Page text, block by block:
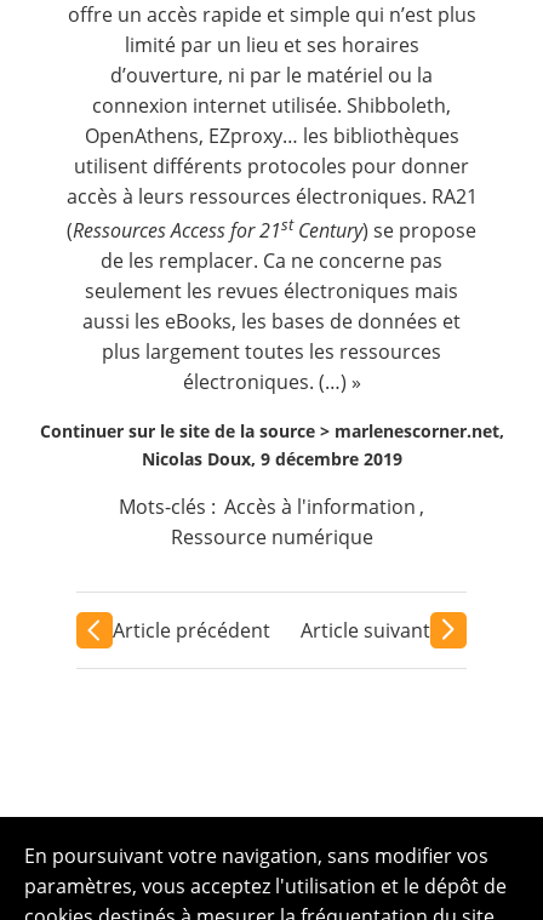
offre un accès rapide et simple qui n’est plus
limité par un lieu et ses horaires
d’ouverture, ni par le matériel ou la
connexion internet utilisée. Shibboleth,
OpenAthens, EZproxy… les bibliothèques
utilisent différents protocoles pour donner
accès à leurs ressources électroniques. RA21
(Ressources Access for 21stCentury) se propose
de les remplacer. Ca ne concerne pas
seulement les revues électroniques mais
aussi les eBooks, les bases de données et
plus largementtoutes les ressources
électroniques. (…) »
Continuer sur le site de la source > marlenescorner.net,
Nicolas Doux, 9 décembre 2019
Mots-clés : Accès à l'information ,
Ressource numérique
Article précédent Article suivant
En poursuivant votre navigation, sans modifier vos
paramètres, vous acceptez l'utilisation et le dépôt de